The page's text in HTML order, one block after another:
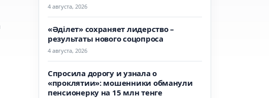
4 августа, 2026
«Әділет» сохраняет лидерство –
результаты нового соцопроса
4 августа, 2026
Спросила дорогу и узнала о
«проклятии»: мошенники обманули
пенсионерку на 15 млн тенге